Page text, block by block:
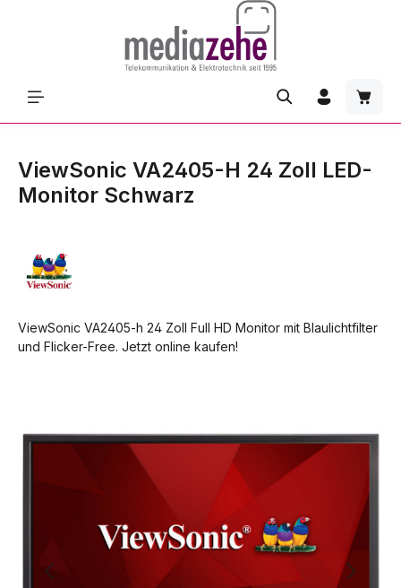
ViewSonic VA2405-H 24 Zoll LED-
Monitor Schwarz
ViewSonic VA2405-h 24 Zoll Full HD Monitor mit Blaulichtfilter
und Flicker-Free. Jetzt online kaufen!